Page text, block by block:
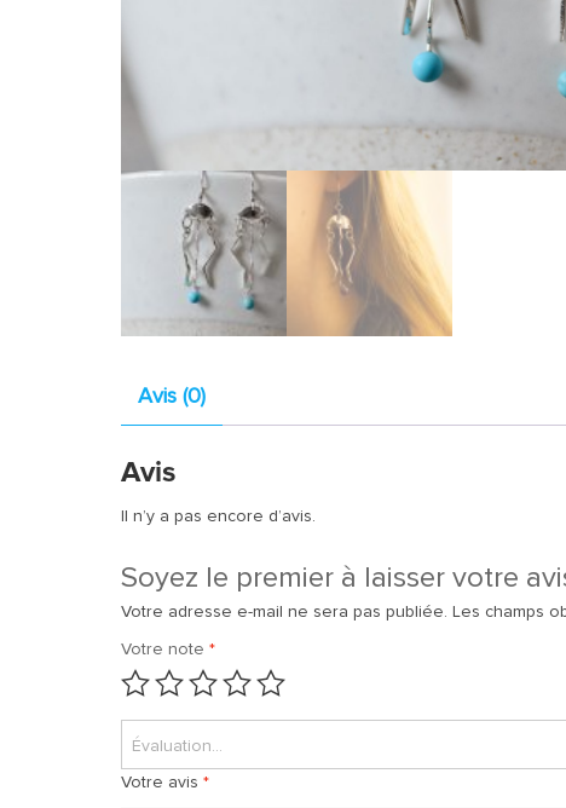
Avis (0)
Avis
Il n’y a pas encore d’avis.
Soyez le premier à laisser votre
Votre adresse e-mail ne sera pas publiée. Les champs
Votre note *
Évaluation...
Votre avis *